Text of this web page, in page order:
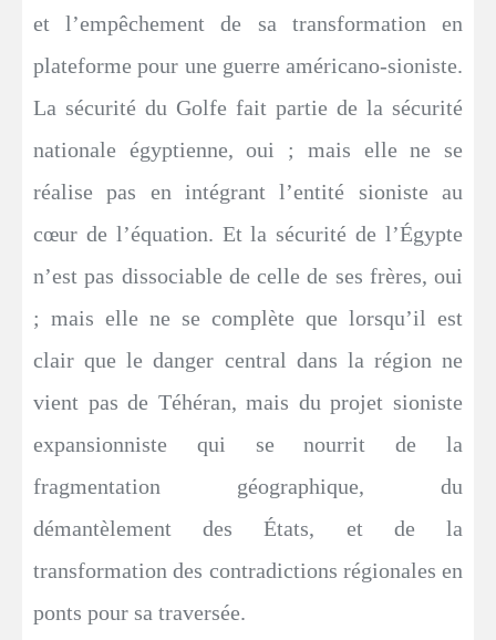
et l’empêchement de sa transformation en
plateforme pour une guerre américano-sioniste.
La sécurité du Golfe fait partie de la sécurité
nationale égyptienne, oui ; mais elle ne se
réalise pas en intégrant l’entité sioniste au
cœur de l’équation. Et la sécurité de l’Égypte
n’est pas dissociable de celle de ses frères, oui
; mais elle ne se complète que lorsqu’il est
clair que le danger central dans la région ne
vient pas de Téhéran, mais du projet sioniste
expansionniste qui se nourrit de la
fragmentation géographique, du
démantèlement des États, et de la
transformation des contradictions régionales en
ponts pour sa traversée.